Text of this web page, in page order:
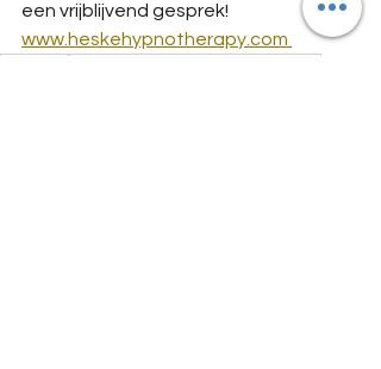
een vrijblijvend gesprek!
www.heskehypnotherapy.com